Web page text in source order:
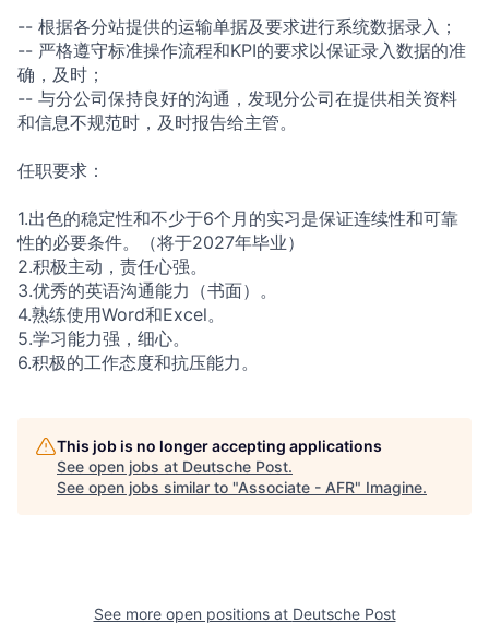
-- 根据各分站提供的运输单据及要求进行系统数据录入；
-- 严格遵守标准操作流程和KPI的要求以保证录入数据的准
确，及 时；
-- 与分公司保持良好的沟通，发现分公司在提供相关资料
和信息不规范时，及时报告给主管。
任职要求：
1.出色的稳定性和不少于6个月的实习是保证连续性和可靠
性的必要条件。（将于2027年毕业）
2.积极主动，责任心强。
3.优秀的英语沟通能力（书面）。
4.熟练使用Word和Excel。
5.学习能力强，细心。
6.积极的工作态度和抗压能力。
This job is no longer accepting applications
See open jobs at Deutsche Post.
See open jobs similar to "Associate - AFR" Imagine.
See more open positions at Deutsche Post